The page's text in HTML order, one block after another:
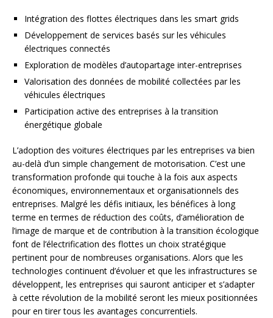
Intégration des flottes électriques dans les smart grids
Développement de services basés sur les véhicules
électriques connectés
Exploration de modèles d’autopartage inter-entreprises
Valorisation des données de mobilité collectées par les
véhicules électriques
Participation active des entreprises à la transition
énergétique globale
L’adoption des voitures électriques par les entreprises va bien
au-delà d’un simple changement de motorisation. C’est une
transformation profonde qui touche à la fois aux aspects
économiques, environnementaux et organisationnels des
entreprises. Malgré les défis initiaux, les bénéfices à long
terme en termes de réduction des coûts, d’amélioration de
l’image de marque et de contribution à la transition écologique
font de l’électrification des flottes un choix stratégique
pertinent pour de nombreuses organisations. Alors que les
technologies continuent d’évoluer et que les infrastructures se
développent, les entreprises qui sauront anticiper et s’adapter
à cette révolution de la mobilité seront les mieux positionnées
pour en tirer tous les avantages concurrentiels.